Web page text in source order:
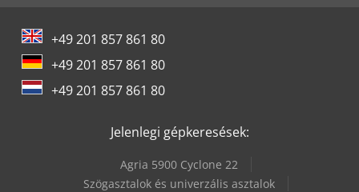
+49 201 857 861 80
+49 201 857 861 80
+49 201 857 861 80
Jelenlegi gépkeresések:
Agria 5900 Cyclone 22
Szögasztalok és univerzális asztalok